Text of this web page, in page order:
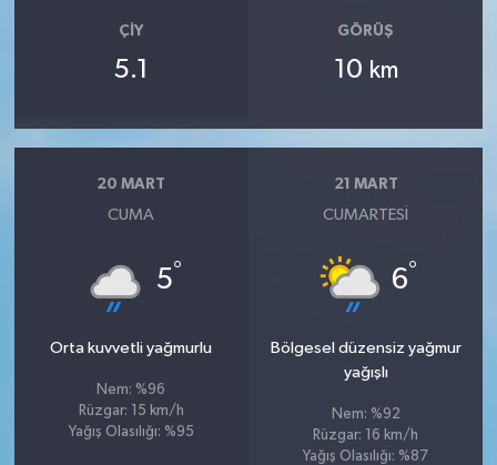
ÇIY
5.1
GÖRÜŞ
10 km
20 MART
CUMA
5°
Orta kuvvetli yağmurlu
Nem: %96
Rüzgar: 15 km/h
Yağış Olasılığı: %95
21 MART
CUMARTESI
6°
Bölgesel düzensiz yağmur
yağışlı
Nem: %92
Rüzgar: 16 km/h
Yağış Olasılığı: %87